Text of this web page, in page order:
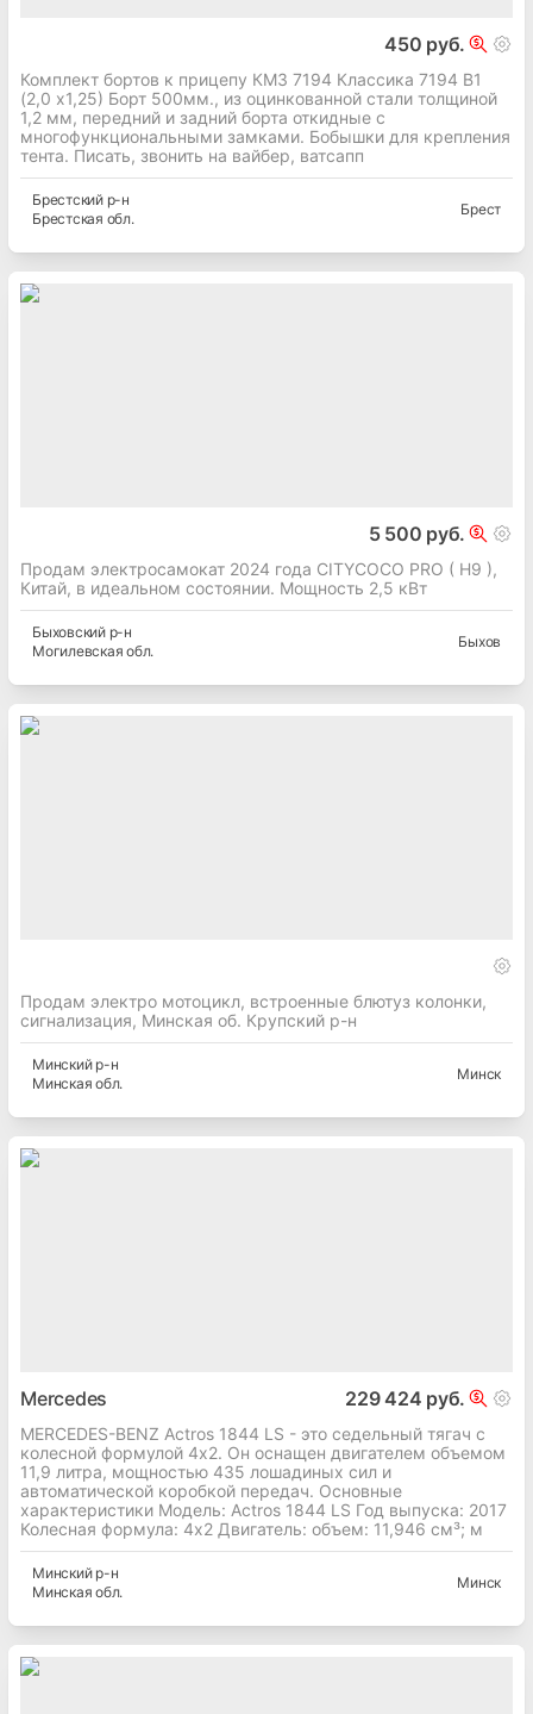
450 руб.
Комплект бортов к прицепу КМЗ 7194 Классика 7194 В1
(2,0 х1,25) Борт 500мм., из оцинкованной стали толщиной
1,2 мм, передний и задний борта откидные с
многофункциональными замками. Бобышки для крепления
тента. Писать, звонить на вайбер, ватсапп
Брестскийр-н
Брестская обл.
Брест
5 500 руб.
Продам электросамокат 2024 года CITYCOCO PRO ( H9 ),
Китай, в идеальном состоянии. Мощность 2,5 кВт
Быховскийр-н
Могилевская обл.
Быхов
Продам электро мотоцикл, встроенные блютуз колонки,
сигнализация, Минская об. Крупский р-н
Минскийр-н
Минская обл.
Минск
Mercedes 229 424 руб.
MERCEDES-BENZ Actros 1844 LS - это седельный тягач с
колесной формулой 4x2. Он оснащен двигателем объемом
11,9 литра, мощностью 435 лошадиных сил и
автоматической коробкой передач. Основные
характеристики Модель: Actros 1844 LS Год выпуска: 2017
Колесная формула: 4x2 Двигатель: объем: 11,946 см³; м
Минскийр-н
Минская обл.
Минск